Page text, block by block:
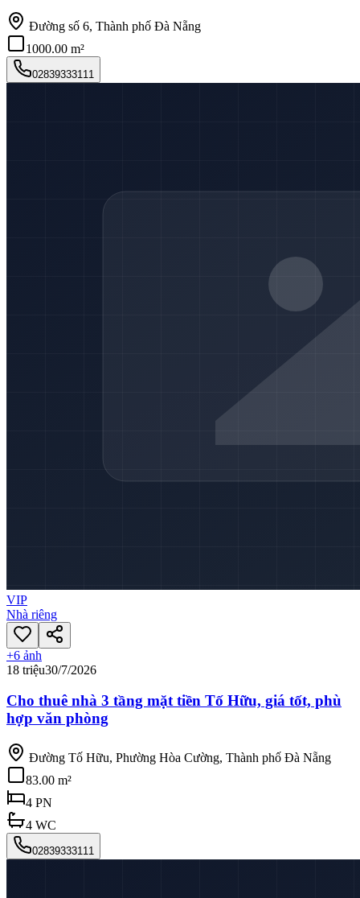
Đường số 6, Thành phố Đà Nẵng
1000.00 m²
02839333111
VIP
Nhà riêng
+6 ảnh
18 triệu30/7/2026
Cho thuê nhà 3 tầng mặt tiền Tố Hữu, giá tốt, phù
hợp văn phòng
Đường Tố Hữu, Phường Hòa Cường, Thành phố Đà Nẵng
83.00 m²
4 PN
4 WC
02839333111